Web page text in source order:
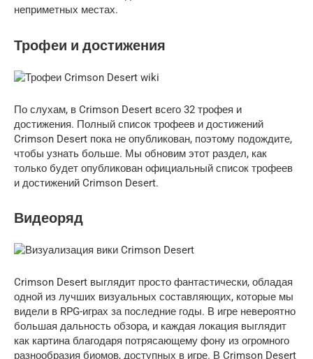
неприметных местах.
Трофеи и достижения
По слухам, в Crimson Desert всего 32 трофея и
достижения. Полный список трофеев и достижений
Crimson Desert пока не опубликован, поэтому подождите,
чтобы узнать больше. Мы обновим этот раздел, как
только будет опубликован официальный список трофеев
и достижений Crimson Desert.
Видеоряд
Crimson Desert выглядит просто фантастически, обладая
одной из лучших визуальных составляющих, которые мы
видели в RPG-играх за последние годы. В игре невероятно
большая дальность обзора, и каждая локация выглядит
как картина благодаря потрясающему фону из огромного
разнообразия биомов, доступных в игре. В Crimson Desert